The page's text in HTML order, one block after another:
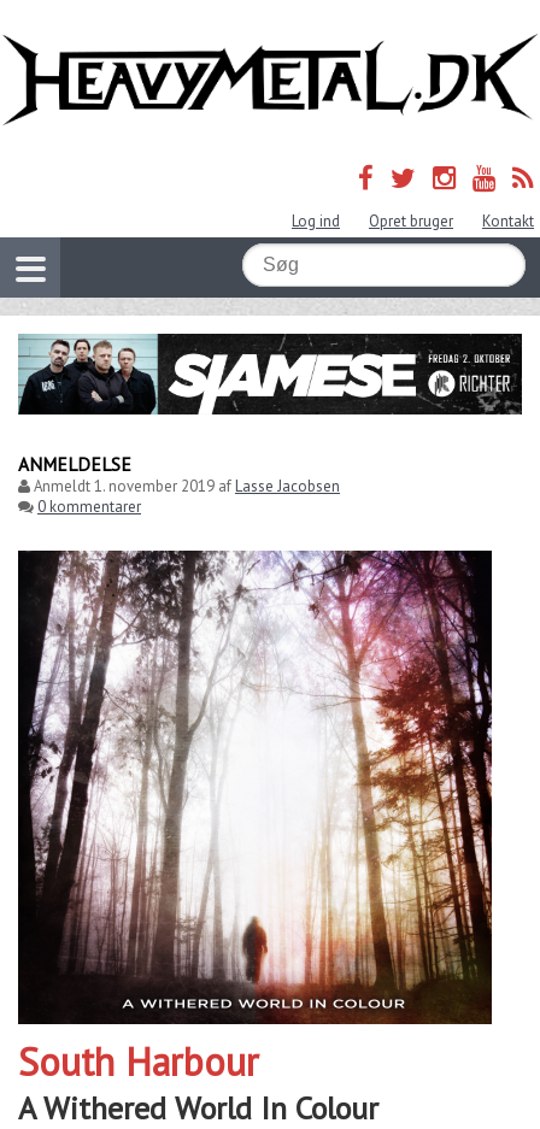
Log ind Opret bruger Kontakt
ANMELDELSE
Anmeldt1. november 2019 afLasse Jacobsen
0 kommentarer
South Harbour
A Withered World In Colour